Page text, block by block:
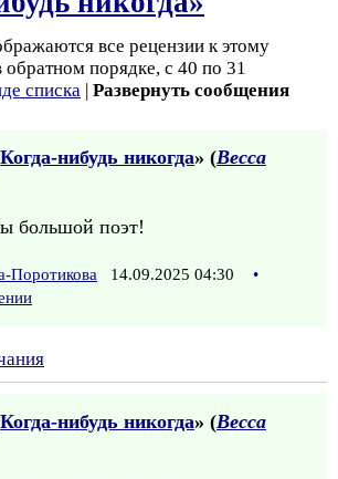
все рецензии к этому
порядке, с 40 по 31
списка | Развернуть сообщения
Когда-нибудь никогда» (Весса
большой поэт!
Поротикова 14.09.2025 04:30
•
Когда-нибудь никогда» (Весса